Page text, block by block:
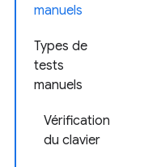
manuels
Types de
tests
manuels
Vérification
du clavier